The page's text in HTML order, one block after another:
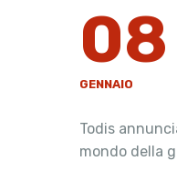
08
GENNAIO
Todis
mondo della